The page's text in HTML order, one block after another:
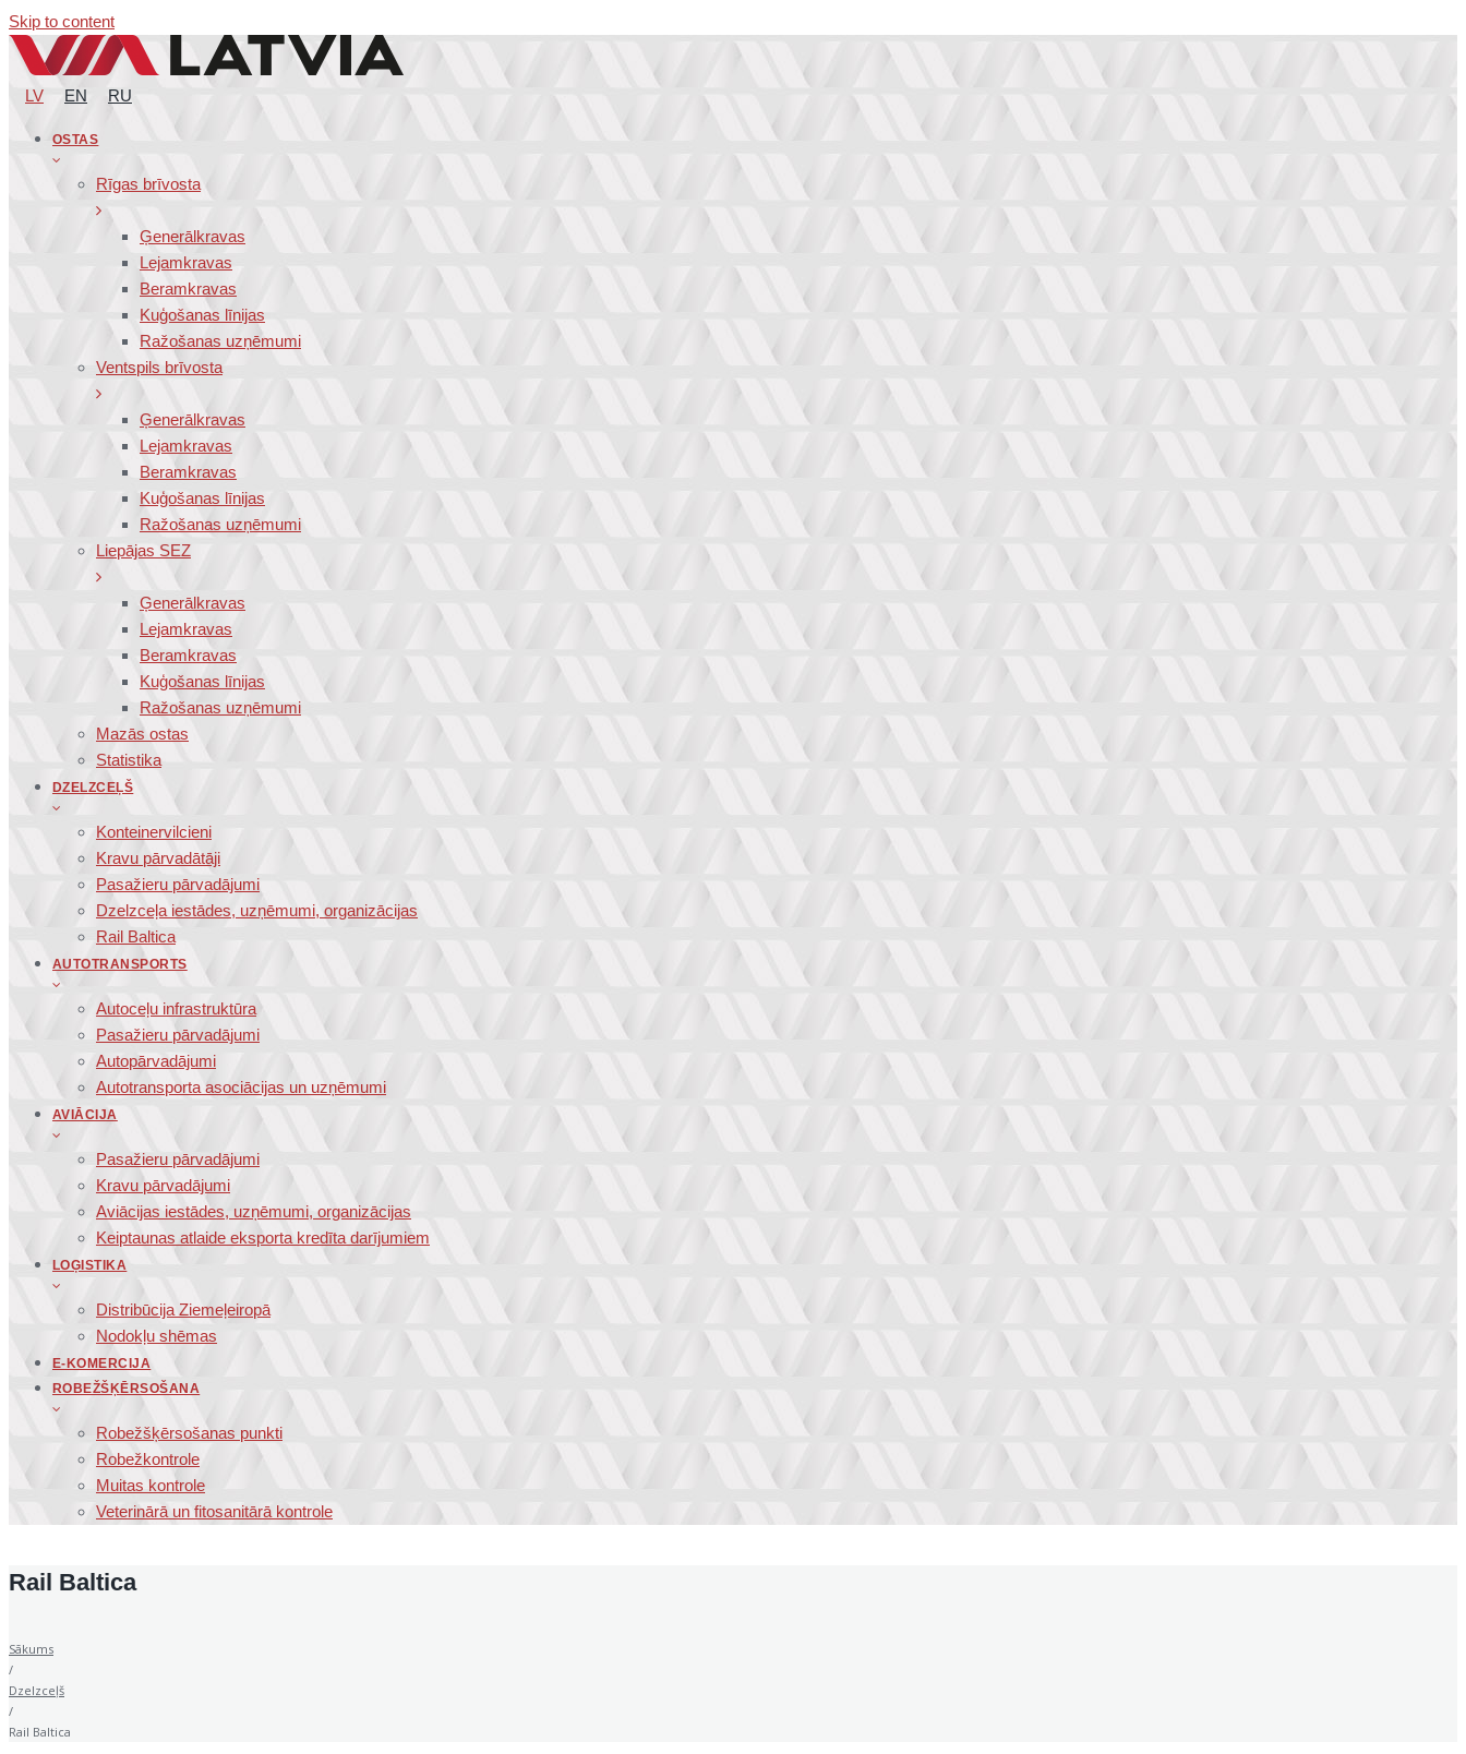
Skip to content
LV EN RU
OSTAS
Rīgas brīvosta
Ģenerālkravas
Lejamkravas
Beramkravas
Kuģošanas līnijas
Ražošanas uzņēmumi
Ventspils brīvosta
Ģenerālkravas
Lejamkravas
Beramkravas
Kuģošanas līnijas
Ražošanas uzņēmumi
Liepājas SEZ
Ģenerālkravas
Lejamkravas
Beramkravas
Kuģošanas līnijas
Ražošanas uzņēmumi
Mazās ostas
Statistika
DZELZCEĻŠ
Konteinervilcieni
Kravu pārvadātāji
Pasažieru pārvadājumi
Dzelzceļa iestādes, uzņēmumi, organizācijas
Rail Baltica
AUTOTRANSPORTS
Autoceļu infrastruktūra
Pasažieru pārvadājumi
Autopārvadājumi
Autotransporta asociācijas un uzņēmumi
AVIĀCIJA
Pasažieru pārvadājumi
Kravu pārvadājumi
Aviācijas iestādes, uzņēmumi, organizācijas
Keiptaunas atlaide eksporta kredīta darījumiem
LOĢISTIKA
Distribūcija Ziemeļeiropā
Nodokļu shēmas
E-KOMERCIJA
ROBEŽŠĶĒRSOŠANA
Robežšķērsošanas punkti
Robežkontrole
Muitas kontrole
Veterinārā un fitosanitārā kontrole
Rail Baltica
Sākums
/
Dzelzceļš
/
Rail Baltica